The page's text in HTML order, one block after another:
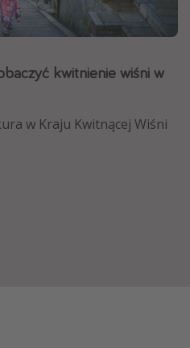
kwitnienie wiśni w
w Kraju Kwitnącej Wiśni